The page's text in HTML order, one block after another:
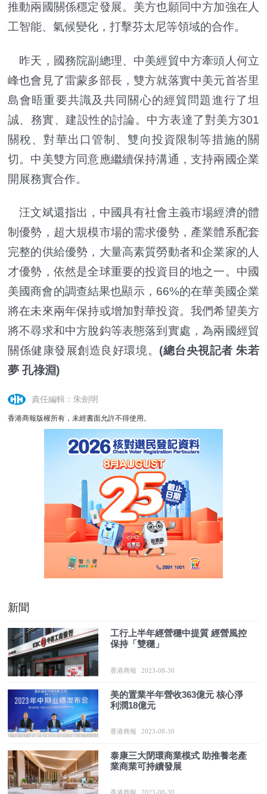
推動兩國關係穩定發展。美方也願同中方加強在人
工智能、氣候變化，打擊芬太尼等領域的合作。
昨天，國務院副總理、中美經貿中方牽頭人何立
峰也會見了雷蒙多部長，雙方就落實中美元首峇里
島會晤重要共識及共同關心的經貿問題進行了坦
誠、務實、建設性的討論。中方表達了對美方301
關稅、對華出口管制、雙向投資限制等措施的關
切。中美雙方同意應繼續保持溝通，支持兩國企業
開展務實合作。
汪文斌還指出，中國具有社會主義市場經濟的體
制優勢，超大規模市場的需求優勢，產業體系配套
完整的供給優勢，大量高素質勞動者和企業家的人
才優勢，依然是全球重要的投資目的地之一。中國
美國商會的調查結果也顯示，66%的在華美國企業
將在未來兩年保持或增加對華投資。我們希望美方
將不尋求和中方脫鈎等表態落到實處，為兩國經貿
關係健康發展創造良好環境。 (總台央視記者 朱若
夢 孔祿淵)
責任編輯：朱劍明
香港商報版權所有，未經書面允許不得使用。
新聞
工行上半年經營穩中提質 經營風控
保持「雙穩」
香港商報 2023-08-30
美的置業半年營收363億元 核心淨
利潤18億元
香港商報 2023-08-30
泰康三大閉環商業模式 助推養老產
業商業可持續發展
香港商報 2023-08-30